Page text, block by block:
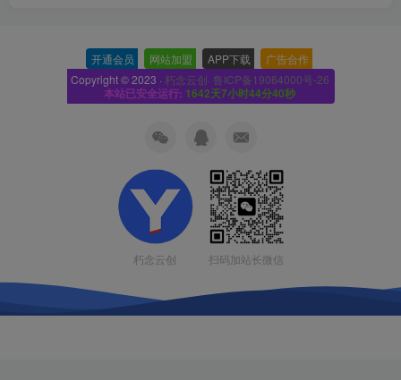
开通会员 网站加盟 APP下载 广告合作
Copyright © 2023 · 朽念云创· 鲁ICP备19064000号-26
本站已安全运行: 1642天7小时44分41秒
朽念云创 扫码加站长微信